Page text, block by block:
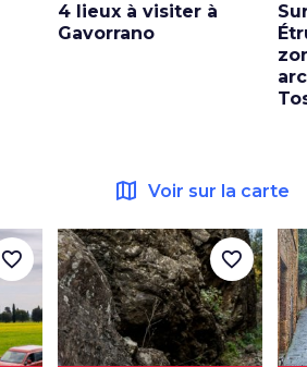
4 lieux à visiter à
Gavorrano
map Voir sur la carte
favorite_border favorite_border